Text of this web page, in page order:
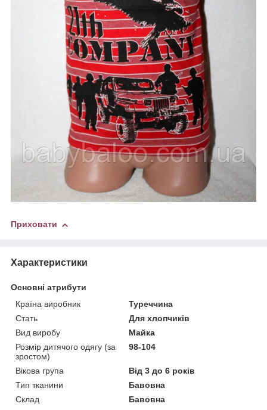
Приховати
Характеристики
Основні атрибути
Країна виробник
Туреччина
Стать
Для хлопчиків
Вид виробу
Майка
Розмір дитячого одягу (за
зростом)
98-104
Вікова група
Від 3 до 6 років
Тип тканини
Бавовна
Склад
Бавовна